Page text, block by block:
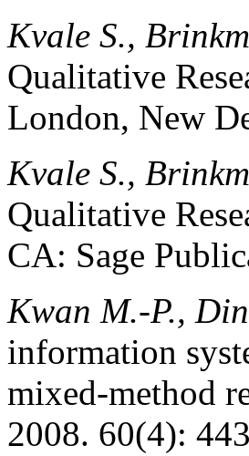
Kvale S.,
Qualitative
London, New
Kvale S.,
Qualitative
CA: Sage
Kwan M.-P.,
information
mixed-method
2008. 60(4):